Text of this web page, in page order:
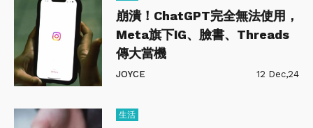
崩潰！ChatGPT完全無法使用，
Meta旗下IG、臉書、Threads
傳大當機
JOYCE 12 Dec,24
生活